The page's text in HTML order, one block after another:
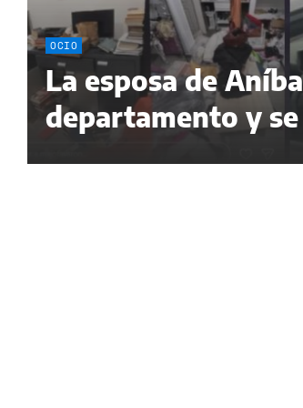
OCIO
La esposa de
departamento y